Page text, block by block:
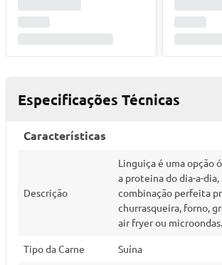
Especificações Técnicas
Características
Descrição
Linguiça é uma opção
a proteina do dia-a-dia,
combinação perfeita
churrasqueira, forno,
air fryer ou microondas.
Tipo da Carne Suína